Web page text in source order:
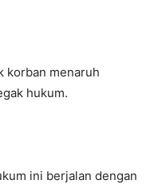
korban menaruh
hukum.
ini berjalan dengan